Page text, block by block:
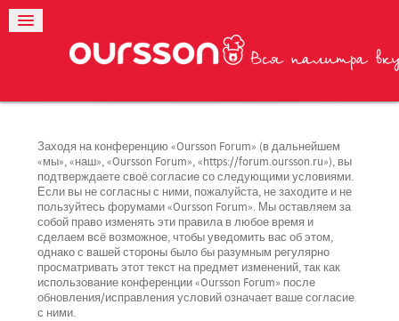
Заходя на конференцию «Oursson Forum» (в дальнейшем
«мы», «наш», «Oursson Forum», «https://forum.oursson.ru»), вы
подтверждаете своё согласие со следующими условиями.
Если вы не согласны с ними, пожалуйста, не заходите и не
пользуйтесь форумами «Oursson Forum». Мы оставляем за
собой право изменять эти правила в любое время и
сделаем всё возможное, чтобы уведомить вас об этом,
однако с вашей стороны было бы разумным регулярно
просматривать этот текст на предмет изменений, так как
использование конференции «Oursson Forum» после
обновления/исправления условий означает ваше согласие
с ними.